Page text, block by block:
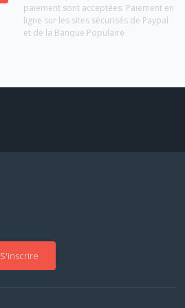
paiement sont acceptées. Paiement en
ligne sur les sites sécurisés de Paypal
et de la Banque Populaire
S'inscrire